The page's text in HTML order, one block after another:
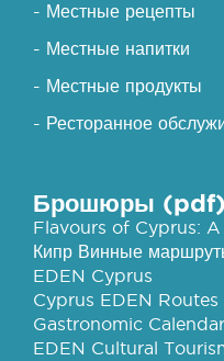
- Местные рецепты
- Местные напитки
- Местные продукты
- Ресторанное
Брошюры (pdf)
Flavours of Cyprus:
Кипр Винные
EDEN Cyprus
Cyprus EDEN Routes
Gastronomic Calendar
EDEN Cultural